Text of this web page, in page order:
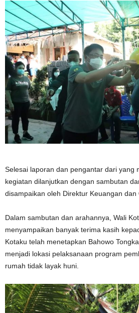
Selesai laporan dan pengantar dari yang
kegiatan dilanjutkan dengan sambutan
disampaikan oleh Direktur Keuangan dan
Dalam sambutan dan arahannya, Wali
menyampaikan banyak terima kasih
Kotaku telah menetapkan Bahowo
menjadi lokasi pelaksanaan program
rumah tidak layak huni.